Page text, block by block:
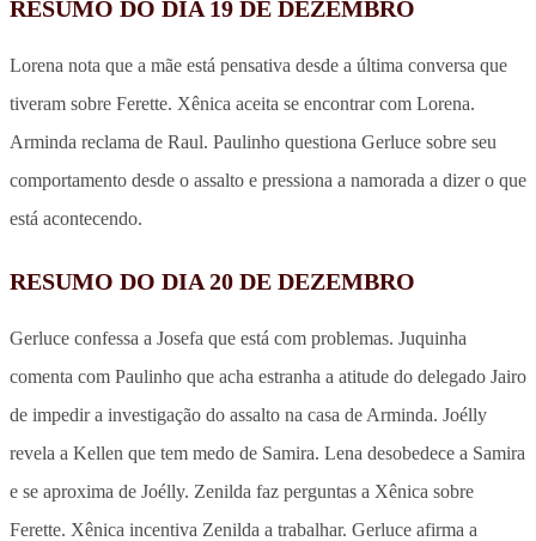
RESUMO DO DIA 19 DE DEZEMBRO
Lorena nota que a mãe está pensativa desde a última conversa que
tiveram sobre Ferette. Xênica aceita se encontrar com Lorena.
Arminda reclama de Raul. Paulinho questiona Gerluce sobre seu
comportamento desde o assalto e pressiona a namorada a dizer o que
está acontecendo.
RESUMO DO DIA 20 DE DEZEMBRO
Gerluce confessa a Josefa que está com problemas. Juquinha
comenta com Paulinho que acha estranha a atitude do delegado Jairo
de impedir a investigação do assalto na casa de Arminda. Joélly
revela a Kellen que tem medo de Samira. Lena desobedece a Samira
e se aproxima de Joélly. Zenilda faz perguntas a Xênica sobre
Ferette. Xênica incentiva Zenilda a trabalhar. Gerluce afirma a